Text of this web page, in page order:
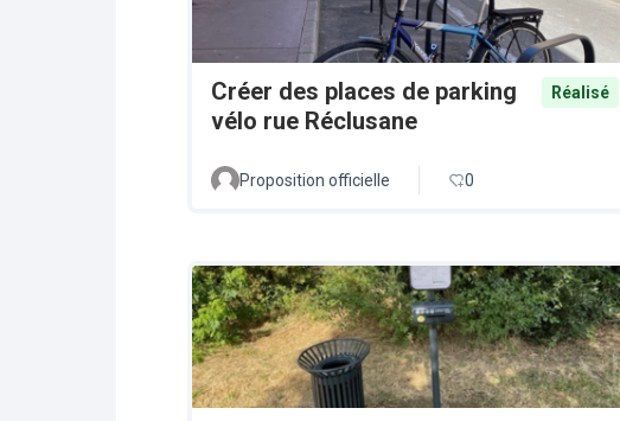
Créer des places de parking
vélo rue Réclusane
Réalisé
Proposition officielle 0